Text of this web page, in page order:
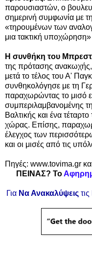
παρουσιαστών, ο
σημερινή συμφωνία με
«τηρουμένων των
μια τακτική υποχώρηση»
Η συνθήκη του
της πρότασης
μετά το τέλος του Α'
συνθηκολόγησε με τη
παραχωρώντας το μισό
συμπεριλαμβανομένης
Βαλτικής και ένα
χώρας. Επίσης,
έλεγχος των
και οι μισές από τις
Πηγές: www.tovima.gr
ΠΕΙΝΑΣ? Το
Για Να Ανακαλύψεις